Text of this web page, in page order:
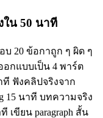
ใน 50 นาที
บ 20 ข้อกาถูก ๆ ผิด ๆ
กแบบเป็น 4 พาร์ต
ที ฟังคลิปจริงจาก
15 นาที บทความจริง
เขียน paragraph สั้น